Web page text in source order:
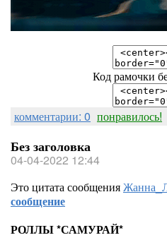
Код рамочки
комментарии: 0 понравилось!
Без заголовка
04-04-2022 12:44
Это цитата сообщения
сообщение
РОЛЛЫ *САМУРАЙ*